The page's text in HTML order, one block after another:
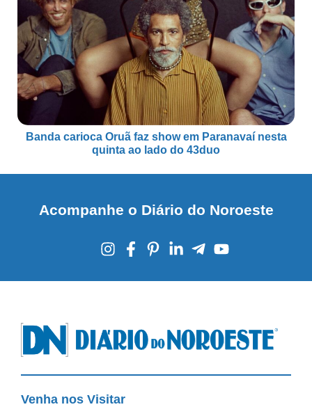
Banda carioca Oruã faz show em Paranavaí nesta
quinta ao lado do 43duo
Acompanhe o Diário do Noroeste
Venha nos Visitar